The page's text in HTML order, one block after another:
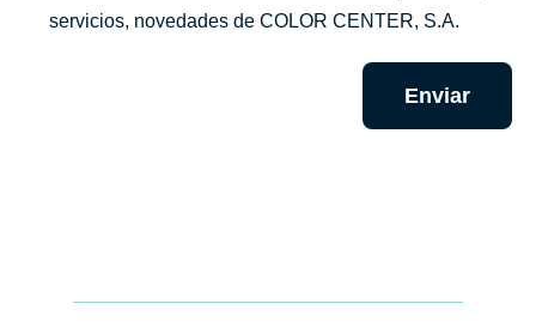
servicios, novedades de COLOR CENTER, S.A.
Enviar